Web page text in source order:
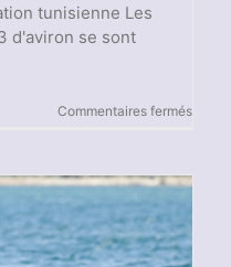
tunisienne Les
d'aviron se sont
Commentaires ferméssur